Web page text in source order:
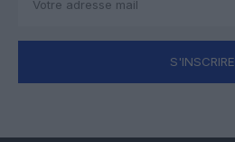
S'INSCRIRE